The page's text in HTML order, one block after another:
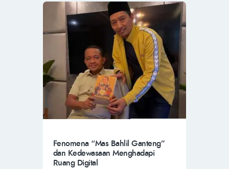
Fenomena “Mas Bahlil Ganteng”
dan Kedewasaan Menghadapi
Ruang Digital